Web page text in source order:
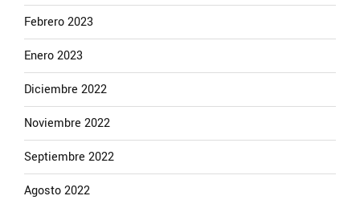
Febrero 2023
Enero 2023
Diciembre 2022
Noviembre 2022
Septiembre 2022
Agosto 2022